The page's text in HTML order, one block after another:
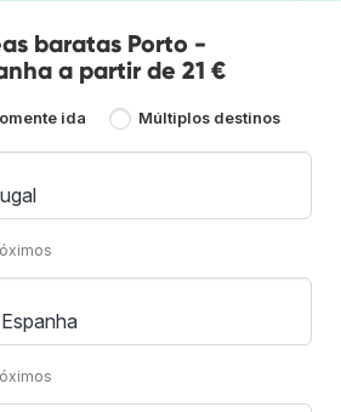
baratas Porto -
a partir de 21 €
ida Múltiplos destinos